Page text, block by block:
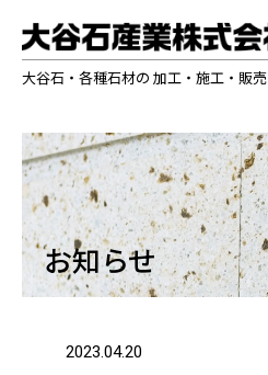
大谷石・各種石材の 加工・施工・販売
お知らせ
2023.04.20